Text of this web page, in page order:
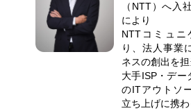
（NTT）へ入
により
NTTコミュニ
り、法人事業
ネスの創出を担
大手ISP・デー
のITアウトソ
立ち上げに携わ